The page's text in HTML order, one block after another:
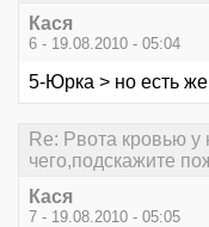
Кася
6 - 19.08.2010 - 05:04
5-Юрка > но есть же
Re: Рвота кровью у
чего,подскажите
Кася
7 - 19.08.2010 - 05:05